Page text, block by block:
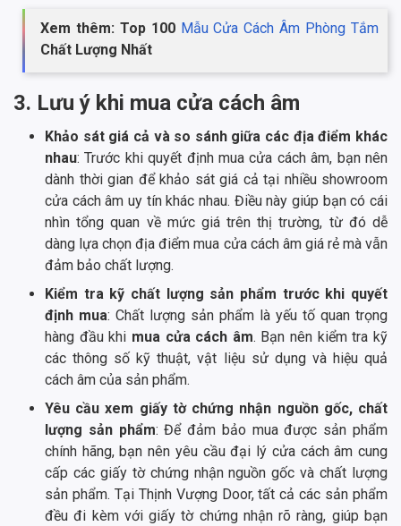
Xem thêm: Top 100 Mẫu Cửa Cách Âm Phòng Tắm
Chất Lượng Nhất
3. Lưu ý khi mua cửa cách âm
Khảo sát giá cả và so sánh giữa các địa điểm khác
nhau: Trước khi quyết định mua cửa cách âm, bạn nên
dành thời gian để khảo sát giá cả tại nhiều showroom
cửa cách âm uy tín khác nhau. Điều này giúp bạn có cái
nhìn tổng quan về mức giá trên thị trường, từ đó dễ
dàng lựa chọn địa điểm mua cửa cách âm giá rẻ mà vẫn
đảm bảo chất lượng.
Kiểm tra kỹ chất lượng sản phẩm trước khi quyết
định mua: Chất lượng sản phẩm là yếu tố quan trọng
hàng đầu khi mua cửa cách âm. Bạn nên kiểm tra kỹ
các thông số kỹ thuật, vật liệu sử dụng và hiệu quả
cách âm của sản phẩm.
Yêu cầu xem giấy tờ chứng nhận nguồn gốc, chất
lượng sản phẩm: Để đảm bảo mua được sản phẩm
chính hãng, bạn nên yêu cầu đại lý cửa cách âm cung
cấp các giấy tờ chứng nhận nguồn gốc và chất lượng
sản phẩm. Tại Thịnh Vượng Door, tất cả các sản phẩm
đều đi kèm với giấy tờ chứng nhận rõ ràng, giúp bạn